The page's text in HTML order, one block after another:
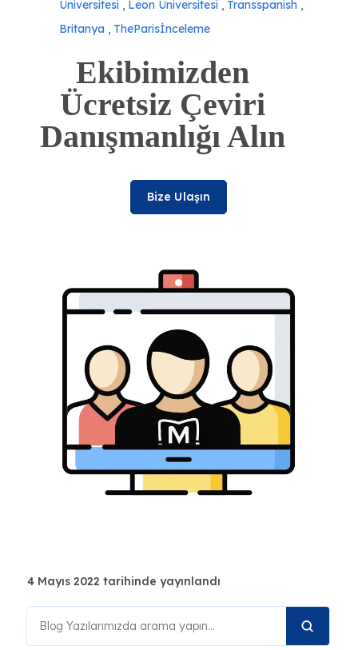
Üniversitesi , Leon Üniversitesi , Transspanish ,
Britanya , TheParisİnceleme
Ekibimizden
Ücretsiz Çeviri
Danışmanlığı Alın
Bize Ulaşın
4 Mayıs 2022 tarihinde yayınlandı